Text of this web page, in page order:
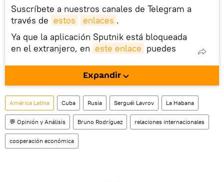
Suscríbete a nuestros canales de Telegram a
través de estos enlaces .
Ya que la aplicación Sputnik está bloqueada
en el extranjero, en este enlace puedes
móvil (¡solo para Android!).
También tenemos una cuenta en la red
social rusa VK .
Expandir
América Latina Cuba Rusia Serguéi Lavrov La Habana
💬 Opinión y Análisis Bruno Rodríguez relaciones internacionales
cooperación económica